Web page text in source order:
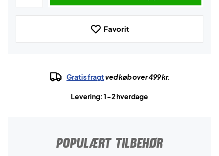
Favorit
Gratis fragtved køb over 499 kr.
Levering: 1-2 hverdage
POPULÆRT TILBEHØR